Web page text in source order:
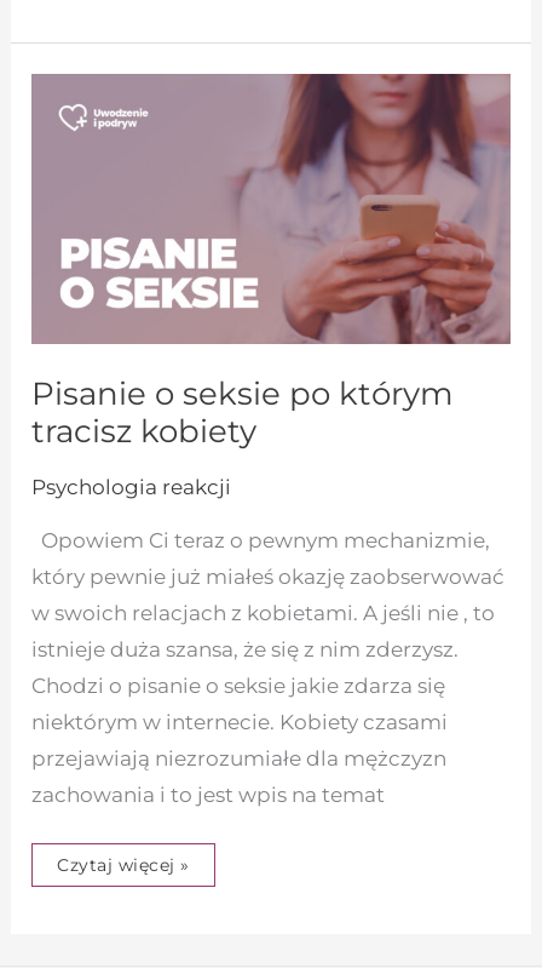
Pisanie o seksie po którym
tracisz kobiety
Psychologia reakcji
Opowiem Ci teraz o pewnym mechanizmie,
który pewnie już miałeś okazję zaobserwować
w swoich relacjach z kobietami. A jeśli nie , to
istnieje duża szansa, że się z nim zderzysz.
Chodzi o pisanie o seksie jakie zdarza się
niektórym w internecie. Kobiety czasami
przejawiają niezrozumiałe dla mężczyzn
zachowania i to jest wpis na temat
Pisanie
seksie
po
Czytaj więcej »